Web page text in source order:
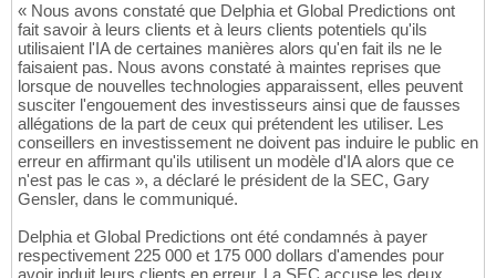
« Nous avons constaté que Delphia et Global Predictions ont
fait savoir à leurs clients et à leurs clients potentiels qu'ils
utilisaient l'IA de certaines manières alors qu'en fait ils ne le
faisaient pas. Nous avons constaté à maintes reprises que
lorsque de nouvelles technologies apparaissent, elles peuvent
susciter l'engouement des investisseurs ainsi que de fausses
allégations de la part de ceux qui prétendent les utiliser. Les
conseillers en investissement ne doivent pas induire le public en
erreur en affirmant qu'ils utilisent un modèle d'IA alors que ce
n'est pas le cas », a déclaré le président de la SEC, Gary
Gensler, dans le communiqué.
Delphia et Global Predictions ont été condamnés à payer
respectivement 225 000 et 175 000 dollars d'amendes pour